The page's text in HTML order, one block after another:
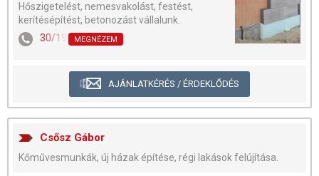
Hőszigetelést, nemesvakolást, festést,
kerítésépítést, betonozást vállalunk.
30/198-7745
MEGNÉZEM
AJÁNLATKÉRÉS / ÉRDEKLŐDÉS
Csősz Gábor
Kőművesmunkák, új házak építése, régi lakások felújítása.